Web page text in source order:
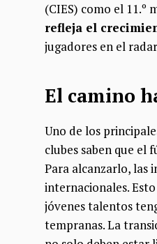
(CIES) como el 11.º
refleja el
jugadores en el
El camino
Uno de los
clubes saben que el
Para alcanzarlo, las
internacionales.
jóvenes talentos
tempranas. La